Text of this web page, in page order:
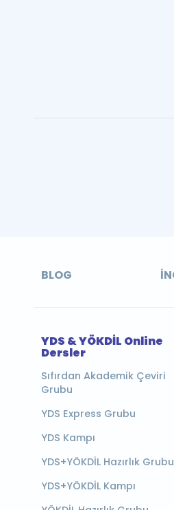
BLOG
YDS & YÖKDİL Online
Dersler
Sıfırdan Akademik Çeviri
Grubu
YDS Express Grubu
YDS Kampı
YDS+YÖKDİL Hazırlık Grubu
YDS+YÖKDİL Kampı